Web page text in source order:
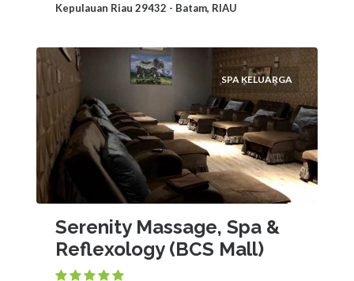
Kepulauan Riau 29432 - Batam, RIAU
SPA KELUARGA
Serenity Massage, Spa &
Reflexology (BCS Mall)